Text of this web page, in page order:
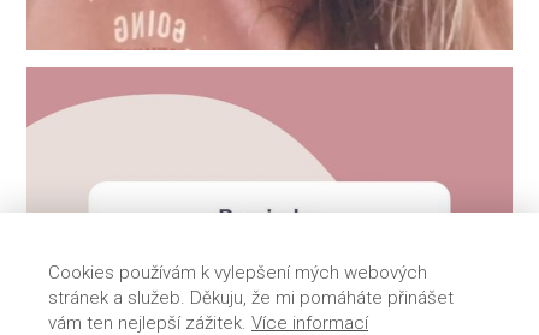
Cookies používám k vylepšení mých webových
stránek a služeb. Děkuju, že mi pomáháte přinášet
vám ten nejlepší zážitek. Více informací